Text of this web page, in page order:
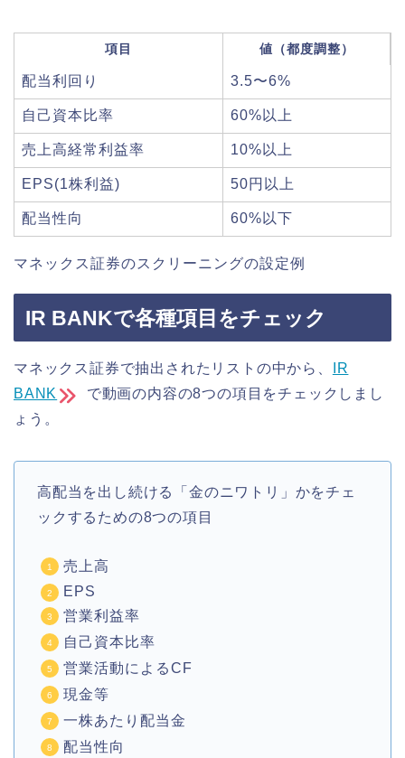
項目 値（都度調整）
配当利回り 3.5〜6%
自己資本比率 60%以上
売上高経常利益率 10%以上
EPS(1株利益) 50円以上
配当性向 60%以下
マネックス証券のスクリーニングの設定例
IR BANKで各種項目をチェック
マネックス証券で抽出されたリストの中から、
IR
BANK
で動画の内容の8つの項目をチェックしまし
ょう。
高配当を出し続ける「金のニワトリ」かをチェ
ックするための8つの項目
売上高
EPS
営業利益率
自己資本比率
営業活動によるCF
現金等
一株あたり配当金
配当性向